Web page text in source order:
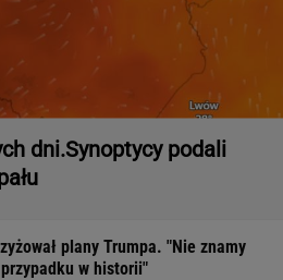
dni.Synoptycy podali
plany Trumpa. "Nie znamy
w historii"